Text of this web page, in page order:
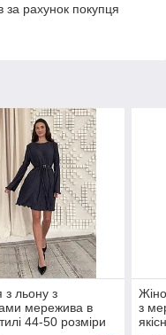
рахунок покупця
з льону з
мережива в
44-50 розміри
з